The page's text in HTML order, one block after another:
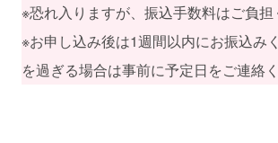
※恐れ入りますが、振込手数料はご負担
※お申し込み後は1週間以内にお振込み
を過ぎる場合は事前に予定日をご連絡く